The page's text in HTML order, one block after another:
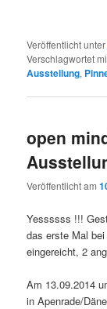
Veröffentlicht unter
Verschlagwortet
Ausstellung,
open
Veröffentlicht am
Yessssss !!!
das erste Mal
eingereicht, 2
Am 13.09.2014
in Apenrade/